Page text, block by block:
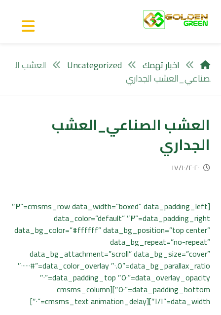
اخبار تهمك Uncategorized
العشب ال
صناعي_العشب الجداري
العشب الصناعي_العشب
الجداري
١٧/١٠/٢٠٢٠
[cmsms_row data_width=”boxed” data_padding_left=”٣″
data_padding_right=”٣″ data_color=”default”
data_bg_color=”#ffffff” data_bg_position=”top center”
data_bg_repeat=”no-repeat”
data_bg_attachment=”scroll” data_bg_size=”cover”
data_bg_parallax_ratio=”٠.٥″ data_color_overlay=”#٠٠٠٠٠٠″
data_overlay_opacity=”٥٠″ data_padding_top=”٠″
data_padding_bottom=”٥٠″][cmsms_column
data_width=”١/١″][cmsms_text animation_delay=”٠″]